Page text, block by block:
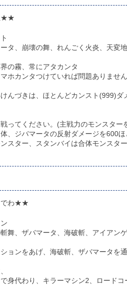
★★
タ、崩壊の舞、れんごく火炎、天変
の霧、常にアタカンタ
ホカンタつけていれば問題ありませ
んづきは、ほとんどカンスト(999)
ってください。(主戦力のモンスター
、ジバマータの反射ダメージを600
スター、スタンバイは合体モンスタ
でわ★★
舞、ザバマータ、海破斬、アイアン
ョンをあげ、海破斬、ザバマータを
身代わり、キラーマシン2、ロード